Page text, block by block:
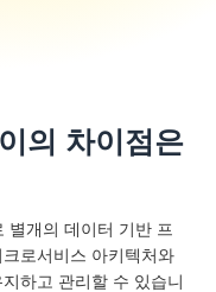
의 차이점은
별개의 데이터 기반 프
로서비스 아키텍처와
하고 관리할 수 있습니